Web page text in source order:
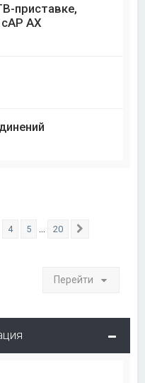
приставке,
AX
204 5 20
Перейти